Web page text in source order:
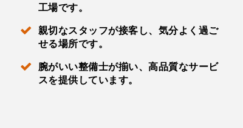
工場です。
親切なスタッフが接客し、気分よく過ご
せる場所です。
腕がいい整備士が揃い、高品質なサービ
スを提供しています。